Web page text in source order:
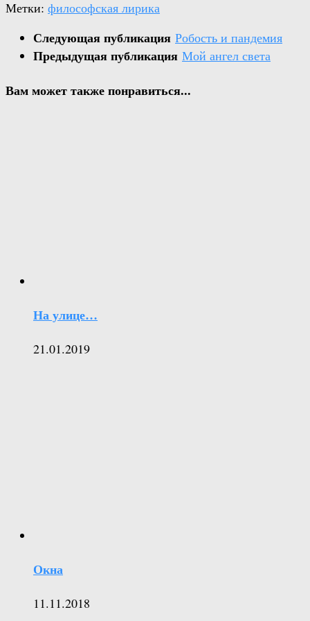
Метки: философская лирика
Следующая публикация Робость и пандемия
Предыдущая публикация Мой ангел света
Вам может также понравиться...
На улице…
21.01.2019
Окна
11.11.2018